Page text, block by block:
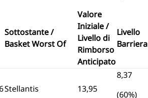
Sottostante /
Basket Worst Of
Valore
Iniziale /
Livello di
Rimborso
Anticipato
Livello
Barriera
Stellantis 13,95
8,37
(60%)